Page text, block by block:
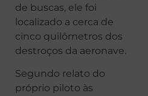
de buscas, ele foi
localizado a cerca de
cinco quilômetros dos
destroços da aeronave.
Segundo relato do
próprio piloto às